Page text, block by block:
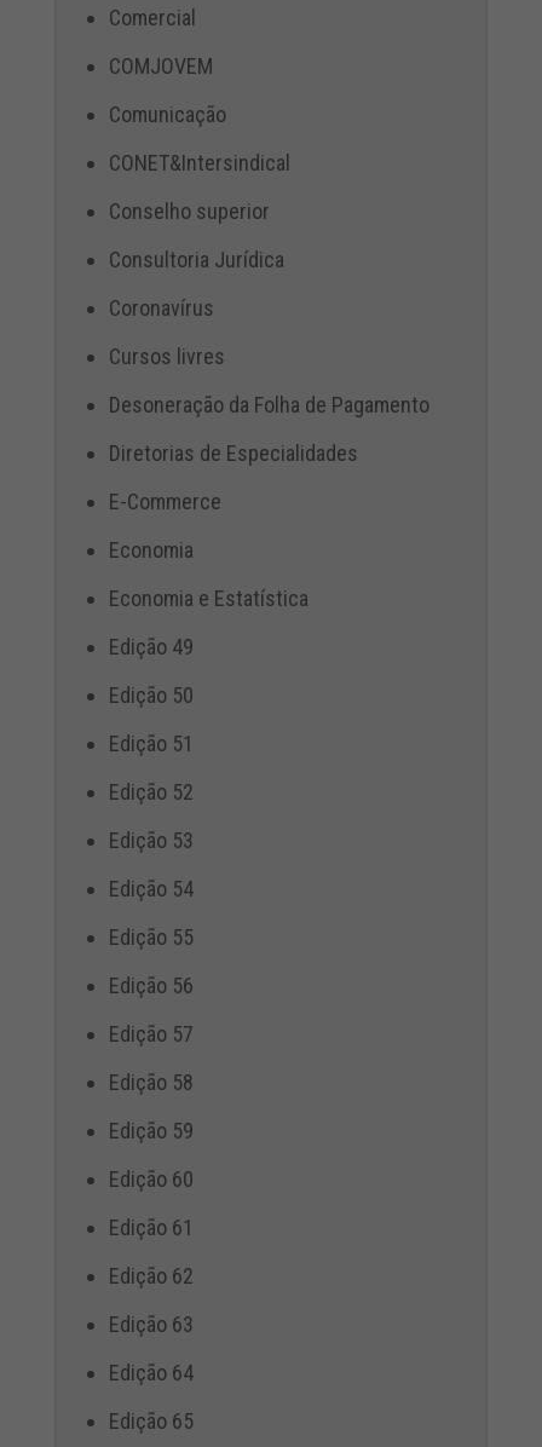
Comercial
COMJOVEM
Comunicação
CONET&Intersindical
Conselho superior
Consultoria Jurídica
Coronavírus
Cursos livres
Desoneração da Folha de Pagamento
Diretorias de Especialidades
E-Commerce
Economia
Economia e Estatística
Edição 49
Edição 50
Edição 51
Edição 52
Edição 53
Edição 54
Edição 55
Edição 56
Edição 57
Edição 58
Edição 59
Edição 60
Edição 61
Edição 62
Edição 63
Edição 64
Edição 65